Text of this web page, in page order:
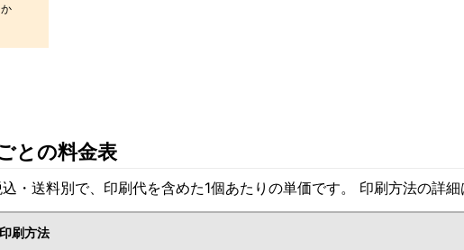
との料金表
・送料別で、印刷代を含めた1個あたりの単価です。 印刷方法の詳
印刷方法